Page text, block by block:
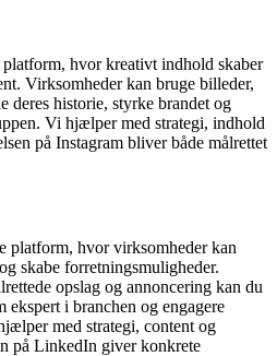
hvor kreativt indhold skaber
Virksomheder kan bruge billeder,
deres historie, styrke brandet og
Vi hjælper med strategi, indhold
på Instagram bliver både målrettet
platform, hvor virksomheder kan
skabe forretningsmuligheder.
opslag og annoncering kan du
ekspert i branchen og engagere
med strategi, content og
på LinkedIn giver konkrete